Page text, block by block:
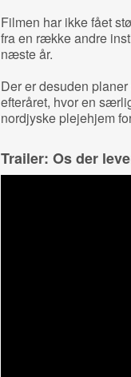
Filmen har ikke fået
fra en række andre
næste år.
Der er desuden
efteråret, hvor en
nordjyske plejehjem
Trailer: Os der